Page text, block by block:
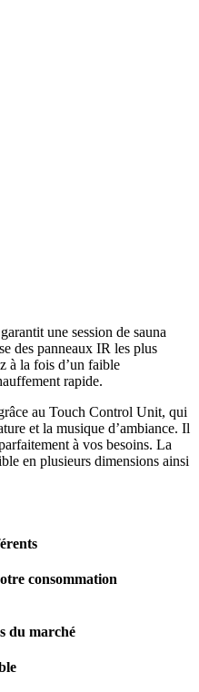
une session de sauna
des panneaux IR les plus
à la fois d’un faible
rapide.
au Touch Control Unit, qui
et la musique d’ambiance. Il
à vos besoins. La
en plusieurs dimensions ainsi
consommation
du marché